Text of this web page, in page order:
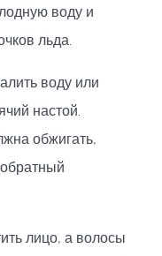
воду и
льда.
воду или
настой.
обжигать,
лицо, а волосы